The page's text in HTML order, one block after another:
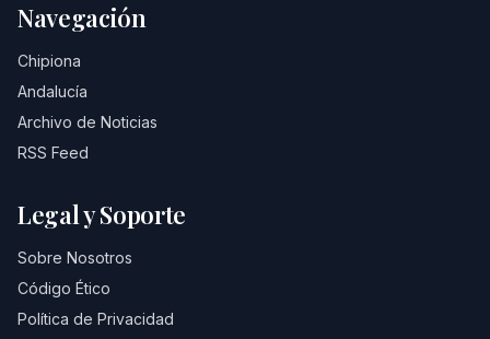
Navegación
Chipiona
Andalucía
Archivo de Noticias
RSS Feed
Legal y Soporte
Sobre Nosotros
Código Ético
Política de Privacidad